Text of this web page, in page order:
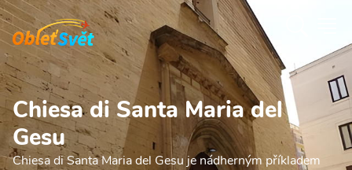
Chiesa di Santa Maria del
Gesu
Chiesa di Santa Maria del Gesu je nádherným příkladem